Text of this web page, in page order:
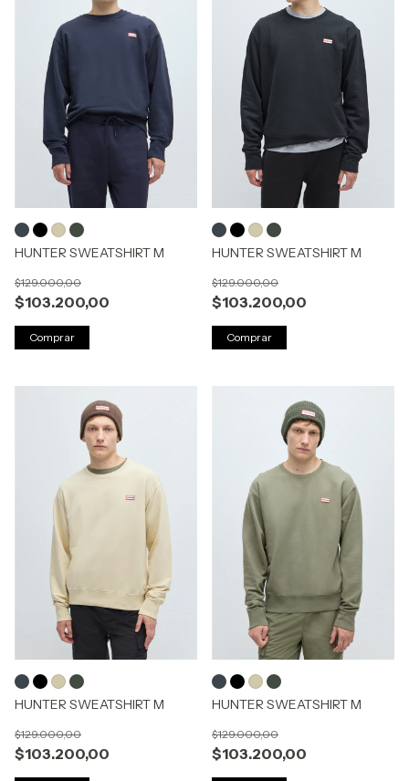
HUNTER SWEATSHIRT M
$103.200,00
$129.000,00
Comprar
HUNTER SWEATSHIRT M
$103.200,00
$129.000,00
Comprar
HUNTER SWEATSHIRT M
$103.200,00
$129.000,00
HUNTER SWEATSHIRT M
$103.200,00
$129.000,00